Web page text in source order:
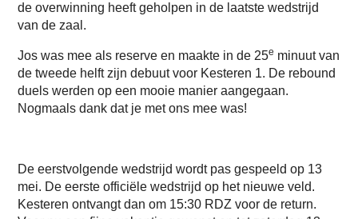
de overwinning heeft geholpen in de laatste wedstrijd
van de zaal.
Jos was mee als reserve en maakte in de 25e minuut van
de tweede helft zijn debuut voor Kesteren 1. De rebound
duels werden op een mooie manier aangegaan.
Nogmaals dank dat je met ons mee was!
De eerstvolgende wedstrijd wordt pas gespeeld op 13
mei. De eerste officiële wedstrijd op het nieuwe veld.
Kesteren ontvangt dan om 15:30 RDZ voor de return.